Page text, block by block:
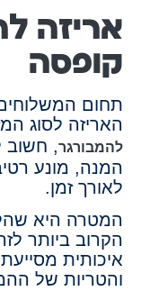
אריזה
קופסה
תחום
האריזה לסוג
להמבורגר, חשוב
המנה, מונע
לאורך זמן.
המטרה היא
הקרוב ביותר
איכותית
והטריות של